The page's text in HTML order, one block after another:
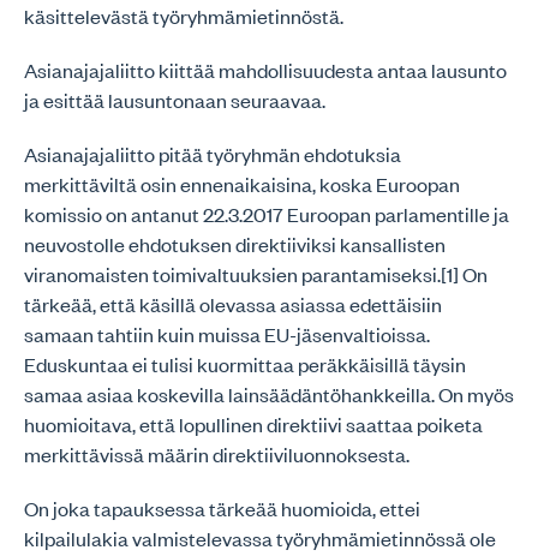
käsittelevästä työryhmämietinnöstä.
Asianajajaliitto kiittää mahdollisuudesta antaa lausunto
ja esittää lausuntonaan seuraavaa.
Asianajajaliitto pitää työryhmän ehdotuksia
merkittäviltä osin ennenaikaisina, koska Euroopan
komissio on antanut 22.3.2017 Euroopan parlamentille ja
neuvostolle ehdotuksen direktiiviksi kansallisten
viranomaisten toimivaltuuksien parantamiseksi.[1] On
tärkeää, että käsillä olevassa asiassa edettäisiin
samaan tahtiin kuin muissa EU-jäsenvaltioissa.
Eduskuntaa ei tulisi kuormittaa peräkkäisillä täysin
samaa asiaa koskevilla lainsäädäntöhankkeilla. On myös
huomioitava, että lopullinen direktiivi saattaa poiketa
merkittävissä määrin direktiiviluonnoksesta.
On joka tapauksessa tärkeää huomioida, ettei
kilpailulakia valmistelevassa työryhmämietinnössä ole